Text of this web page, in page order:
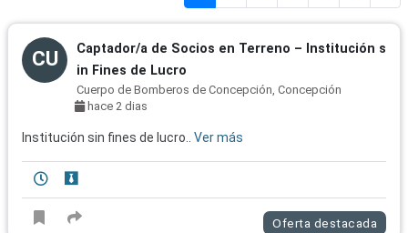
CU
Captador/a de Socios en Terreno – Institución s
in Fines de Lucro
Cuerpo de Bomberos de Concepción, Concepción
hace 2 dias
Institución sin fines de lucro.. Ver más
Oferta destacada